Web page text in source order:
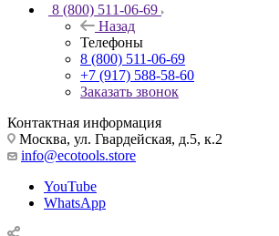
8 (800) 511-06-69
Назад
Телефоны
8 (800) 511-06-69
+7 (917) 588-58-60
Заказать звонок
Контактная информация
Москва, ул. Гвардейская, д.5, к.2
info@ecotools.store
YouTube
WhatsApp